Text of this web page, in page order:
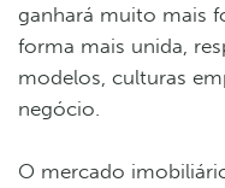
ganhará muito mais
forma mais unida,
modelos, culturas
negócio.
O mercado